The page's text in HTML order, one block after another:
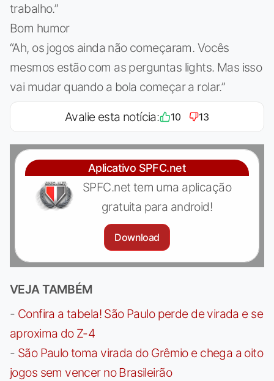
trabalho.”
Bom humor
“Ah, os jogos ainda não começaram. Vocês
mesmos estão com as perguntas lights. Mas isso
vai mudar quando a bola começar a rolar.”
Avalie esta notícia: 10 13
Aplicativo SPFC.net
SPFC.net tem uma aplicação
gratuita para android!
Download
VEJA TAMBÉM
- Confira a tabela! São Paulo perde de virada e se
aproxima do Z-4
- São Paulo toma virada do Grêmio e chega a oito
jogos sem vencer no Brasileirão